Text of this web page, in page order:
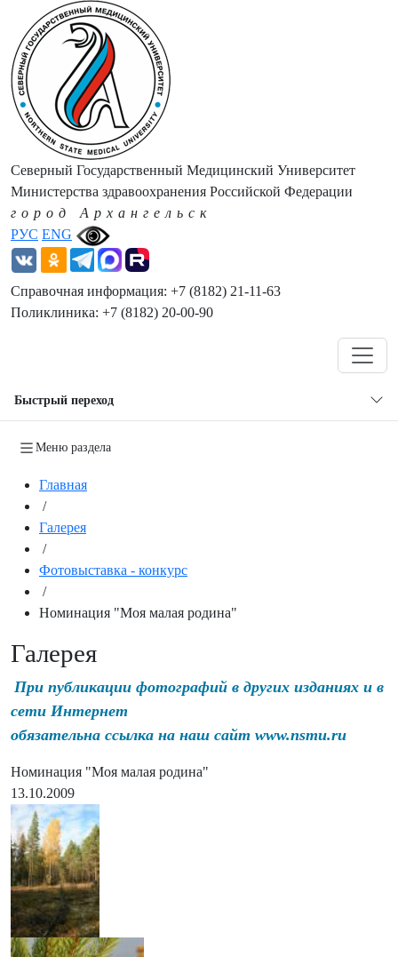
РУС ENG
Северный Государственный Медицинский Университет
Министерства здравоохранения Российской Федерации
город Архангельск
Справочная информация: +7 (8182) 21-11-63
Поликлиника: +7 (8182) 20-00-90
Быстрый переход
Меню раздела
Главная
/
Галерея
/
Фотовыставка - конкурс
/
Номинация "Моя малая родина"
Галерея
При публикации фотографий в других изданиях и в
сети Интернет
обязательна ссылка на наш сайт www.nsmu.ru
Номинация "Моя малая родина"
13.10.2009